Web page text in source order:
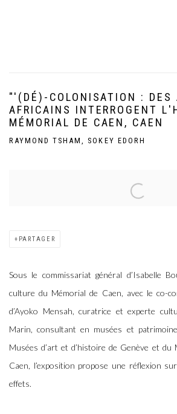
"'(DÉ)-COLONISATION : DES
AFRICAINS INTERROGENT
MÉMORIAL DE CAEN, CAEN
RAYMOND TSHAM, SOKEY EDORH
PARTAGER
Sous le commissariat général d’Isabelle
culture du Mémorial de Caen, avec le co-
d’Ayoko Mensah, curatrice et experte
Marin, consultant en musées et
Musées d’art et d’histoire de Genève et du
Caen, l’exposition propose une réflexion
effets.